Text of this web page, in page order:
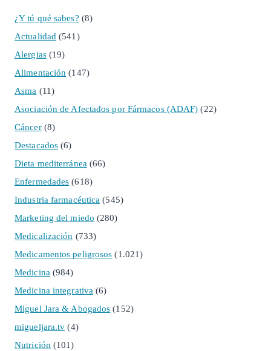
¿Y tú qué sabes? (8)
Actualidad (541)
Alergias(19)
Alimentación (147)
Asma (11)
Asociación de Afectados por Fármacos (ADAF) (22)
Cáncer(8)
Destacados (6)
Dieta mediterránea (66)
Enfermedades (618)
Industria farmacéutica (545)
Marketing del miedo (280)
Medicalización (733)
Medicamentos peligrosos (1.021)
Medicina (984)
Medicina integrativa (6)
Miguel Jara & Abogados (152)
migueljara.tv (4)
Nutrición (101)